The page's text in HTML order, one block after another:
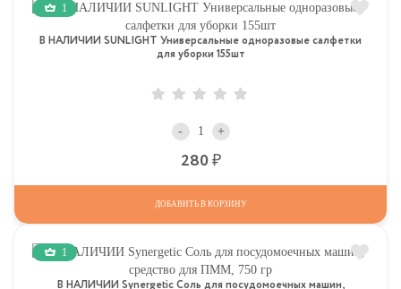
1
В НАЛИЧИИ SUNLIGHT Универсальные одноразовые салфетки
для уборки 155шт
- +
280
ДОБАВИТЬ В КОРЗИНУ
1
В НАЛИЧИИ Synergetic Соль для посудомоечных машин,